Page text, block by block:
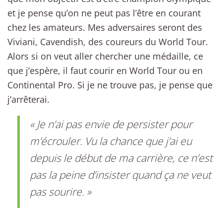
et je pense qu’on ne peut pas l’être en courant
chez les amateurs. Mes adversaires seront des
Viviani, Cavendish, des coureurs du World Tour.
Alors si on veut aller chercher une médaille, ce
que j’espère, il faut courir en World Tour ou en
Continental Pro. Si je ne trouve pas, je pense que
j’arrêterai.
« Je n’ai pas envie de persister pour
m’écrouler. Vu la chance que j’ai eu
depuis le début de ma carrière, ce n’est
pas la peine d’insister quand ça ne veut
pas sourire. »